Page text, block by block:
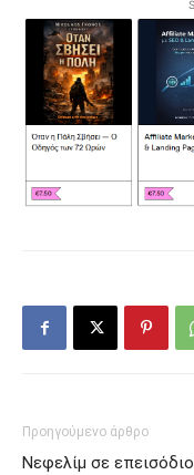
Προηγούμενο άρθρο
Νεφελίμ σε